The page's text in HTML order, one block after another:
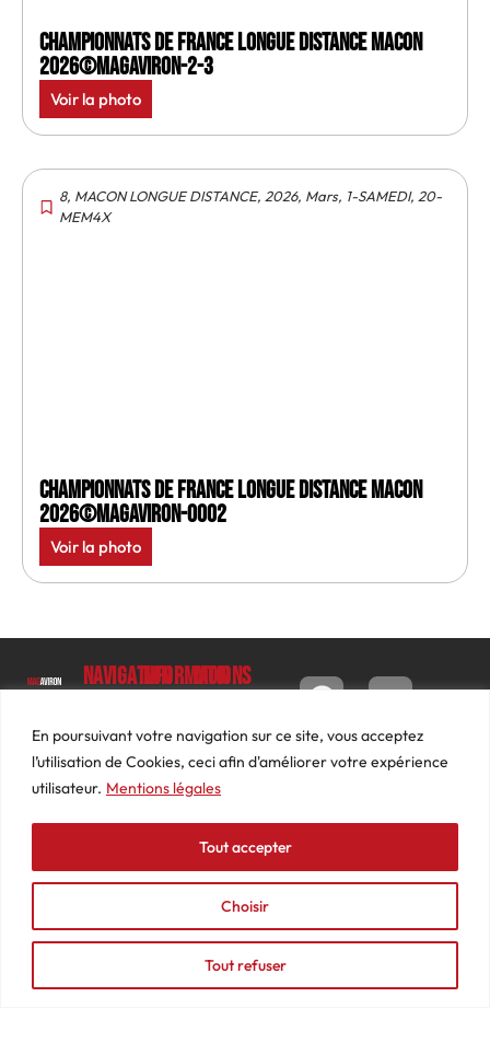
En poursuivant votre navigation sur ce site, vous acceptez
l’utilisation de Cookies, ceci afin d'améliorer votre expérience
utilisateur. Mentions légales
Choisir
Tout refuser
Tout accepter
Championnats de France longue distance Macon
2026©MagAviron-2-3
Voir la photo
8, MACON LONGUE DISTANCE, 2026, Mars, 1-SAMEDI, 20-
MEM4X
Championnats de France longue distance Macon
2026©MagAviron-0002
Voir la photo
Luc
Barbier
69640
74
87
contact@mediasaviron.fr
Navigation
Le
Magazine
Photos
Actualités
Podcasts
Informations
Conditions
générales
de ventes
Mentions
légales
Mon
Tableau
de bord
Commandes
Adresses
Détails
du
compte